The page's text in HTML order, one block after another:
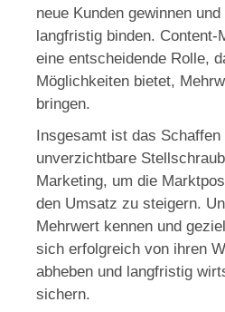
neue Kunden gewinnen
langfristig binden. Content-
eine entscheidende Rolle,
Möglichkeiten bietet,
bringen.
Insgesamt ist das
unverzichtbare
Marketing, um die
den Umsatz zu steigern.
Mehrwert kennen und
sich erfolgreich von ihren
abheben und langfristig
sichern.